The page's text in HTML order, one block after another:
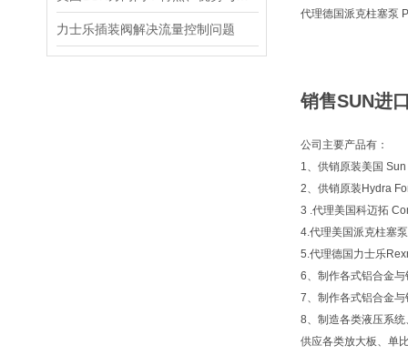
力士乐插装阀解决流量控制问题
代理德国派克柱塞泵
销售SUN进
公司主要产品有：
1、供销原装美国
2、供销原装Hydra
3 .代理美国科迈拓
4.代理美国派克柱塞
5.代理德国力士乐
6、制作各式铝合金
7、制作各式铝合金
8、制造各类液压系
供应各类放大板、单